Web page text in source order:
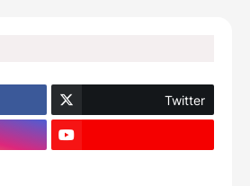
Twitter